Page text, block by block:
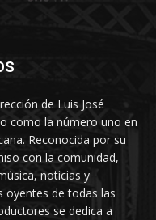
de Luis José
como la número uno en
Reconocida por su
con la comunidad,
noticias y
oyentes de todas las
se dedica a